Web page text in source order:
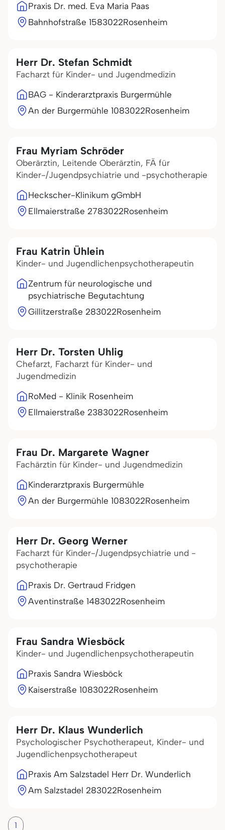
Praxis Dr. med. Eva Maria Paas
Bahnhofstraße 1583022Rosenheim
Herr Dr. Stefan Schmidt
Facharzt für Kinder- und Jugendmedizin
BAG - Kinderarztpraxis Burgermühle
An der Burgermühle 1083022Rosenheim
Frau Myriam Schröder
Oberärztin, Leitende Oberärztin, FÄ für
Kinder-/Jugendpsychiatrie und -psychotherapie
Heckscher-Klinikum gGmbH
Ellmaierstraße 2783022Rosenheim
Frau Katrin Ühlein
Kinder- und Jugendlichenpsychotherapeutin
Zentrum für neurologische und
psychiatrische Begutachtung
Gillitzerstraße 283022Rosenheim
Herr Dr. Torsten Uhlig
Chefarzt, Facharzt für Kinder- und
Jugendmedizin
RoMed - Klinik Rosenheim
Ellmaierstraße 2383022Rosenheim
Frau Dr. Margarete Wagner
Fachärztin für Kinder- und Jugendmedizin
Kinderarztpraxis Burgermühle
An der Burgermühle 1083022Rosenheim
Herr Dr. Georg Werner
Facharzt für Kinder-/Jugendpsychiatrie und -
psychotherapie
Praxis Dr. Gertraud Fridgen
Aventinstraße 1483022Rosenheim
Frau Sandra Wiesböck
Kinder- und Jugendlichenpsychotherapeutin
Praxis Sandra Wiesböck
Kaiserstraße 1083022Rosenheim
Herr Dr. Klaus Wunderlich
Psychologischer Psychotherapeut, Kinder- und
Jugendlichenpsychotherapeut
Praxis Am Salzstadel Herr Dr. Wunderlich
Am Salzstadel 283022Rosenheim
1